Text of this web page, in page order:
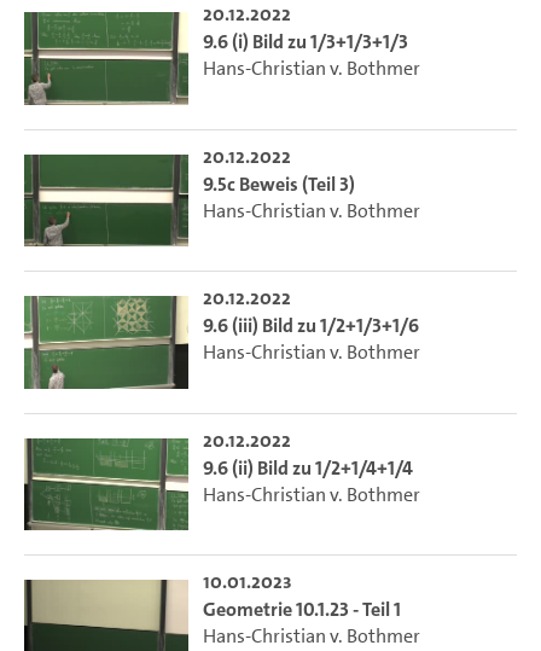
20.12.2022
9.6 (i) Bild zu 1/3+1/3+1/3
Hans-Christian v. Bothmer
20.12.2022
9.5c Beweis (Teil 3)
Hans-Christian v. Bothmer
20.12.2022
9.6 (iii) Bild zu 1/2+1/3+1/6
Hans-Christian v. Bothmer
20.12.2022
9.6 (ii) Bild zu 1/2+1/4+1/4
Hans-Christian v. Bothmer
10.01.2023
Geometrie 10.1.23 - Teil 1
Hans-Christian v. Bothmer